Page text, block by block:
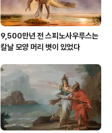
9,500만년 전 스피노사우루스는
칼날 모양 머리 볏이 있었다